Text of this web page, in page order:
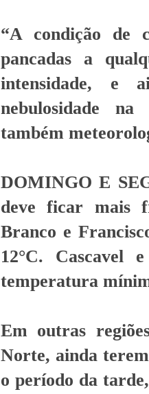
“A condição de
pancadas a
intensidade, e
nebulosidade
também
DOMINGO E
deve ficar mais
Branco e
12°C. Cascavel
temperatura
Em outras
Norte, ainda
o período da